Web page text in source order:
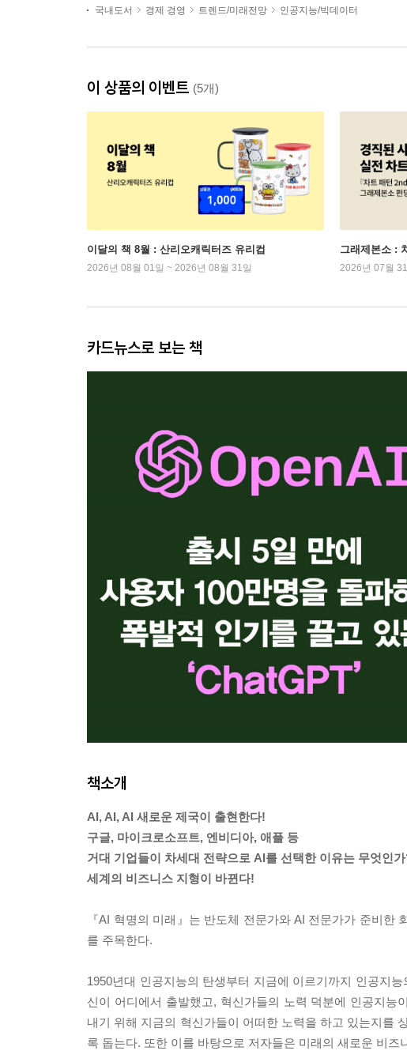
국내도서
경제 경영 트렌드/미래전망 인공지능/빅데이터
이 상품의 이벤트 (5개)
이달의 책 8월 : 산리오캐릭터즈 유리컵
2026년 08월 01일 ~ 2026년 08월 31일
그래제본소 :
2026년 07월
카드뉴스로 보는 책
책소개
AI, AI, AI 새로운 제국이 출현한다!
구글, 마이크로소프트, 엔비디아, 애플 등
거대 기업들이 차세대 전략으로 AI를 선택한 이유는 무엇인
세계의 비즈니스 지형이 바뀐다!
『AI 혁명의 미래』는 반도체 전문가와 AI 전문가가 준비
를 주목한다.
1950년대 인공지능의 탄생부터 지금에 이르기까지 인공지
신이 어디에서 출발했고, 혁신가들의 노력 덕분에 인공지
내기 위해 지금의 혁신가들이 어떠한 노력을 하고 있는지를
록 돕는다. 또한 이를 바탕으로 저자들은 미래의 새로운 비